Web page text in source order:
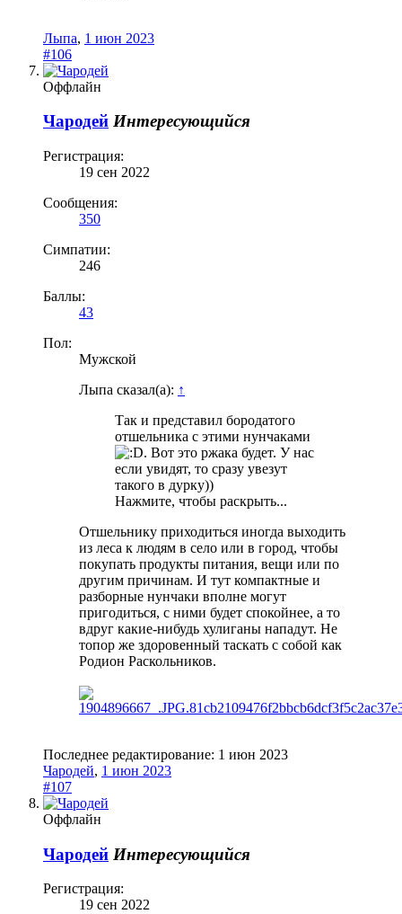
Лыпа, 1 июн 2023
#106
Оффлайн
Чародей Интересующийся
Регистрация:
19 сен 2022
Сообщения:
350
Симпатии:
246
Баллы:
43
Пол:
Мужской
Лыпа сказал(а): ↑
Так и представил бородатого
отшельника с этими нунчаками
. Вот это ржака будет. У нас
если увидят, то сразу увезут
такого в дурку))
Нажмите, чтобы раскрыть...
Отшельнику приходиться иногда выходить
из леса к людям в село или в город, чтобы
покупать продукты питания, вещи или по
другим причинам. И тут компактные и
разборные нунчаки вполне могут
пригодиться, с ними будет спокойнее, а то
вдруг какие-нибудь хулиганы нападут. Не
топор же здоровенный таскать с собой как
Родион Раскольников.
Последнее редактирование: 1 июн 2023
Чародей, 1 июн 2023
#107
Оффлайн
Чародей Интересующийся
Регистрация:
19 сен 2022